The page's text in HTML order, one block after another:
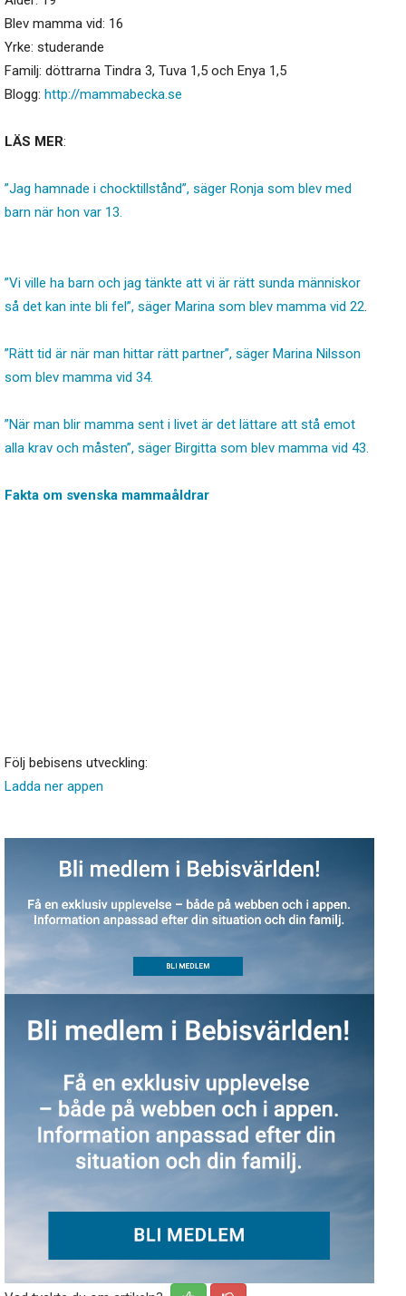
Blev mamma vid: 16
Yrke: studerande
Familj: döttrarna Tindra 3, Tuva 1,5 och Enya 1,5
Blogg: http://mammabecka.se
LÄS MER:
”Jag hamnade i chocktillstånd”, säger Ronja som blev med
barn när hon var 13.
”Vi ville ha barn och jag tänkte att vi är rätt sunda människor
så det kan inte bli fel”, säger Marina som blev mamma vid 22.
”Rätt tid är när man hittar rätt partner”, säger Marina Nilsson
som blev mamma vid 34.
”När man blir mamma sent i livet är det lättare att stå emot
alla krav och måsten”, säger Birgitta som blev mamma vid 43.
Fakta om svenska mammaåldrar
Följ bebisens utveckling:
Ladda ner appen